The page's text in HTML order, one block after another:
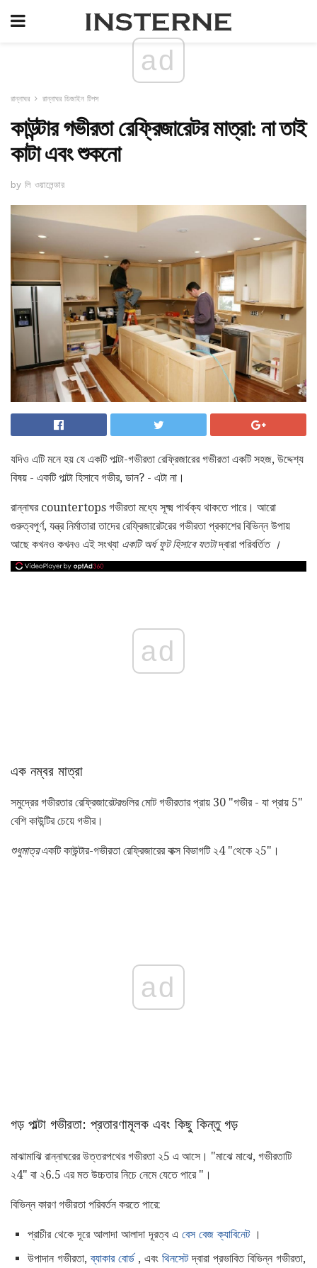
ad
রান্নাঘর রান্নাঘর ডিজাইন টিপস
কাউন্টার গভীরতা রেফ্রিজারেটর মাত্রা: না তাই
কাটা এবং শুকনো
by লি ওয়ালেন্ডার
যদিও এটি মনে হয় যে একটি পাল্টা-গভীরতা রেফ্রিজারের গভীরতা একটি সহজ, উদ্দেশ্য
বিষয় - একটি পাল্টা হিসাবে গভীর, ডান? - এটা না।
রান্নাঘর countertops গভীরতা মধ্যে সূক্ষ্ম পার্থক্য থাকতে পারে। আরো
গুরুত্বপূর্ণ, যন্ত্র নির্মাতারা তাদের রেফ্রিজারেটরের গভীরতা প্রকাশের বিভিন্ন উপায়
আছে কখনও কখনও এই সংখ্যা একটি অর্ধ ফুট হিসাবে যতটাদ্বারা পরিবর্তিত ।
ad
এক নম্বর মাত্রা
সমুদ্রের গভীরতার রেফ্রিজারেটরগুলির মোট গভীরতার প্রায় 30 "গভীর - যা প্রায় 5"
বেশি কাউন্টির চেয়ে গভীর।
শুধুমাত্রএকটি কাউন্টার-গভীরতা রেফ্রিজারের বাক্স বিভাগটি ২4 "থেকে ২5"।
ad
গড় পাল্টা গভীরতা: প্রতারণামূলক এবং কিছু কিন্তু গড়
মাঝামাঝি রান্নাঘরের উত্তরপথের গভীরতা ২5 এ আসে। "মাঝে মাঝে, গভীরতাটি
২4" বা ২6.5 এর মত উচ্চতার নিচে নেমে যেতে পারে "।
বিভিন্ন কারণ গভীরতা পরিবর্তন করতে পারে:
প্রাচীর থেকে দূরে আলাদা আলাদা দূরত্ব এ বেস বেজ ক্যাবিনেট।
উপাদান গভীরতা,ব্যাকার বোর্ড, এবং থিনসেটদ্বারা প্রভাবিত বিভিন্ন গভীরতা,